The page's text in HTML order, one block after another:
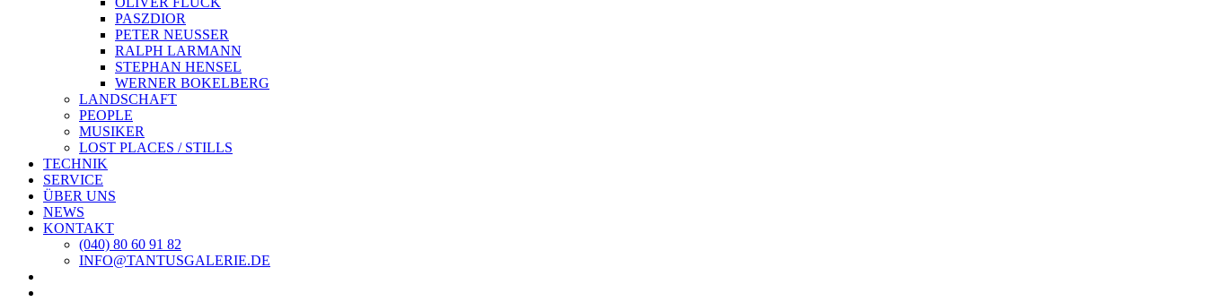
PASZDIOR
PETER NEUSSER
RALPH LARMANN
STEPHAN HENSEL
WERNER BOKELBERG
LANDSCHAFT
PEOPLE
MUSIKER
LOST PLACES / STILLS
TECHNIK
SERVICE
ÜBER UNS
NEWS
KONTAKT
(040) 80 60 91 82
INFO@TANTUSGALERIE.DE